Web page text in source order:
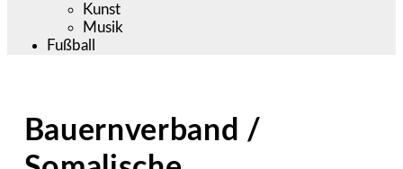
Kunst
Musik
Fußball
Bauernverband /